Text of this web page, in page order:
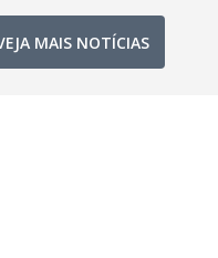
MAIS NOTÍCIAS